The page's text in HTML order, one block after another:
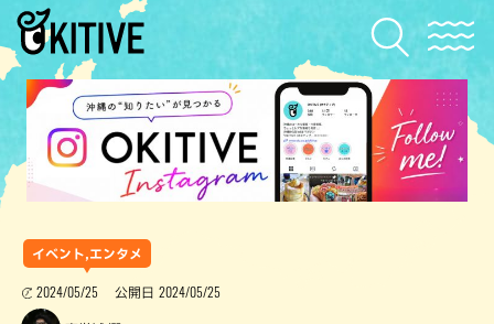
イベント,エンタメ
2024/05/25 公開日 2024/05/25